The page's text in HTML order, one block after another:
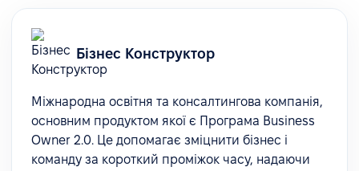
Бізнес Конструктор
Міжнародна освітня та консалтингова компанія,
основним продуктом якої є Програма Business
Owner 2.0. Це допомагає зміцнити бізнес і
команду за короткий проміжок часу, надаючи